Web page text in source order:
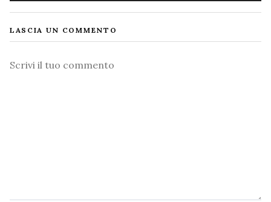
LASCIA UN COMMENTO
Commento